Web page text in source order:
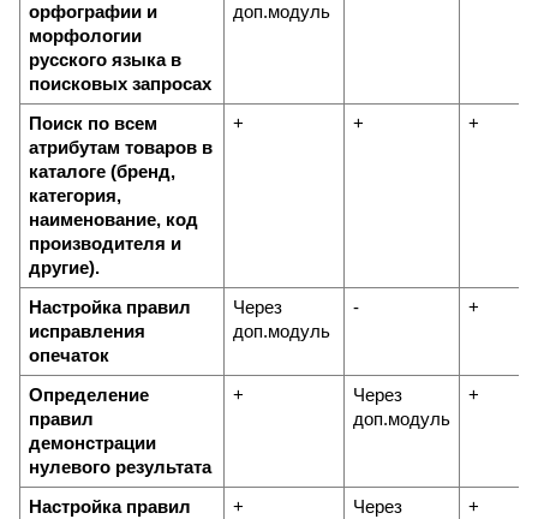
орфографии и
морфологии
русского языка в
поисковых запросах
доп.модуль
Поиск по всем
атрибутам товаров в
каталоге (бренд,
категория,
наименование, код
производителя и
другие).
+ + +
Настройка правил
исправления
опечаток
Через
доп.модуль
- +
Определение
правил
демонстрации
нулевого результата
+
Через
доп.модуль
+
Настройка правил
+
Через
+